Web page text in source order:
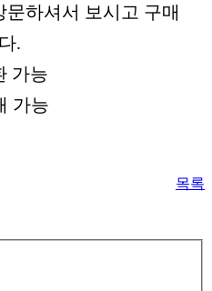
하셔서 보시고 구매
.
가능
가능
목록